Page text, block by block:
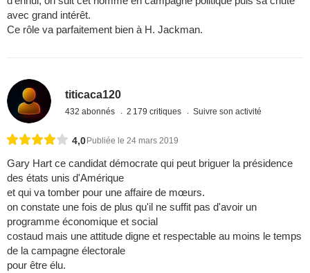
avec grand intérêt.
Ce rôle va parfaitement bien à H. Jackman.
titicaca120
432 abonnés 2 179 critiques Suivre son activité
4,0 Publiée le 24 mars 2019
Gary Hart ce candidat démocrate qui peut briguer la présidence
des états unis d'Amérique
et qui va tomber pour une affaire de mœurs.
on constate une fois de plus qu'il ne suffit pas d'avoir un
programme économique et social
costaud mais une attitude digne et respectable au moins le temps
de la campagne électorale
pour être élu.